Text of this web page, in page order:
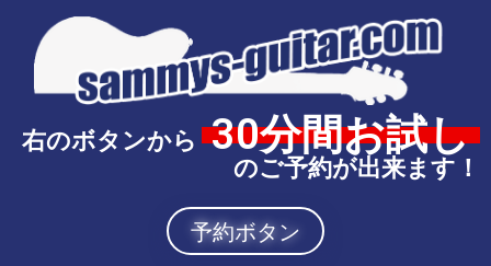
右のボタンから 30分間お試し
のご予約が出来ます！
予約ボタン